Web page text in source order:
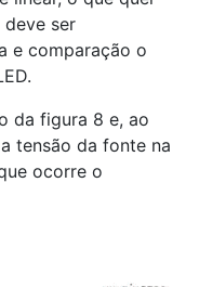
ser
e comparação o
da figura 8 e, ao
tensão da fonte na
ocorre o